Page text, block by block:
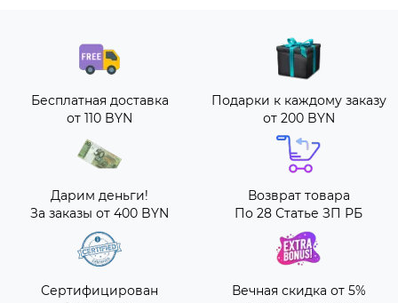
Бесплатная доставка
от 110 BYN
Подарки к каждому заказу
от 200 BYN
Дарим деньги!
За заказы от 400 BYN
Возврат товара
По 28 Статье ЗП РБ
Сертифицирован
Вечная скидка от 5%